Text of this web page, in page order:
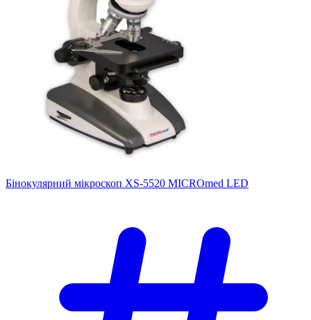
Бінокулярний мікроскоп XS-5520 MICROmed LED